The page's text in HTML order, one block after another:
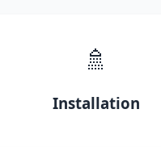
🚿
Installation